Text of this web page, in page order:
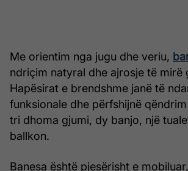
Me orientim nga jugu dhe veriu,
ndriçim natyral dhe ajrosje të mirë
Hapësirat e brendshme janë të
funksionale dhe përfshijnë
tri dhoma gjumi, dy banjo, një
ballkon.
Banesa është pjesërisht e